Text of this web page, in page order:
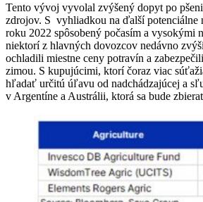
Tento vývoj vyvolal zvýšený dopyt po
zdrojov. S vyhliadkou na ďalší potenciálne
roku 2022 spôsobený počasím a vysokými
niektorí z hlavných dovozcov nedávno
ochladili miestne ceny potravín a
zimou. S kupujúcimi, ktorí čoraz viac
hľadať určitú úľavu od nadchádzajúcej a
v Argentíne a Austrálii, ktorá sa bude